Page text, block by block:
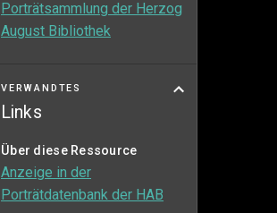
Porträtsammlung der Herzog
August Bibliothek
VERWANDTES
Links
Über diese Ressource
Anzeige in der
Porträtdatenbank der HAB